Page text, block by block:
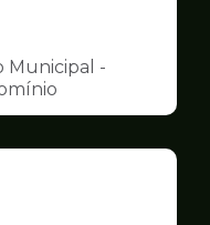
Municipal -